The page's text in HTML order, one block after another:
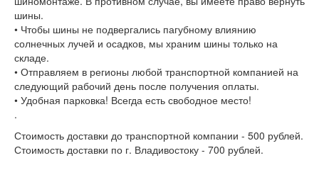
шины.
• Чтобы шины не подвергались пагубному влиянию
солнечных лучей и осадков, мы храним шины только на
складе.
• Отправляем в регионы любой транспортной компанией на
следующий рабочий день после получения оплаты.
• Удобная парковка! Всегда есть свободное место!
.
Стоимость доставки до транспортной компании - 500 рублей.
Стоимость доставки по г. Владивостоку - 700 рублей.